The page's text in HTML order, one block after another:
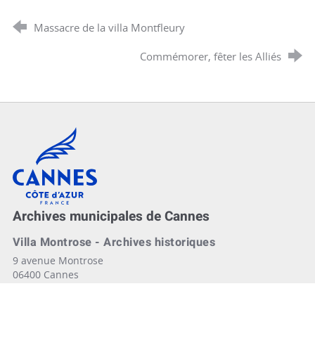
Massacre de la villa Montfleury
Commémorer, fêter les Alliés
Cannes, Côte d'Azur, France
Archives municipales de Cannes
Villa Montrose - Archives historiques
9 avenue Montrose
06400 Cannes